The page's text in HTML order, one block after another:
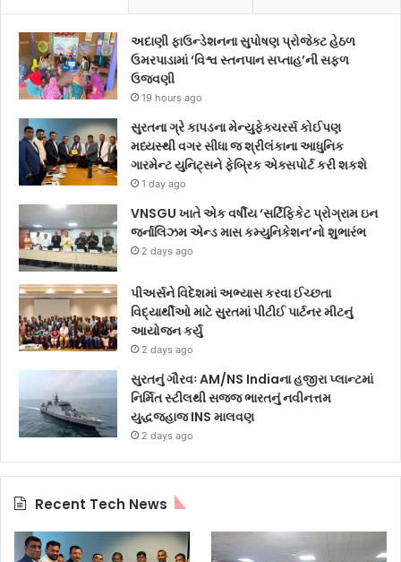
અદાણી ફાઉન્ડેશનના સુપોષણ પ્રોજેક્ટ હેઠળ
ઉમરપાડામાં ‘વિશ્વ સ્તનપાન સપ્તાહ’ની સફળ
ઉજવણી
19 hours ago
સુરતના ગ્રે કાપડના મેન્યુફેક્ચરર્સ કોઈપણ
મધ્યસ્થી વગર સીધા જ શ્રીલંકાના આધુનિક
ગારમેન્ટ યુનિટ્સને ફેબ્રિક એક્સપોર્ટ કરી શકશે
1 day ago
VNSGU ખાતે એક વર્ષીય ‘સર્ટિફિકેટ પ્રોગ્રામ ઇન
જર્નાલિઝમ એન્ડ માસ કમ્યુનિકેશન’નો શુભારંભ
2 days ago
પીઅર્સને વિદેશમાં અભ્યાસ કરવા ઈચ્છતા
વિદ્યાર્થીઓ માટે સુરતમાં પીટીઈ પાર્ટનર મીટનું
આયોજન કર્યું
2 days ago
સુરતનું ગૌરવઃ AM/NS Indiaના હજીરા પ્લાન્ટમાં
નિર્મિત સ્ટીલથી સજ્જ ભારતનું નવીનત્તમ
યુદ્ધજહાજ INS માલવણ
2 days ago
Recent Tech News